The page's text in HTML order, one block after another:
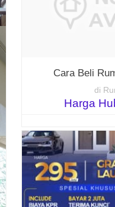
Cara Beli
di
Harga